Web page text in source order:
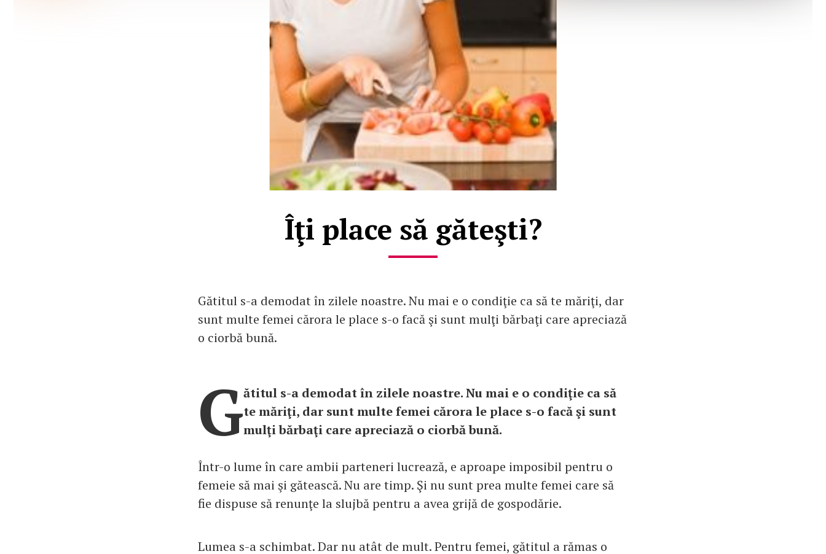
Îţi place să găteşti?
Gătitul s-a demodat în zilele noastre. Nu mai e o condiţie ca să te măriţi, dar
sunt multe femei cărora le place s-o facă şi sunt mulţi bărbaţi care apreciază
o ciorbă bună.
Gătitul s-a demodat în zilele noastre. Nu mai e o condiţie ca să
te măriţi, dar sunt multe femei cărora le place s-o facă şi sunt
mulţi bărbaţi care apreciază o ciorbă bună.
Într-o lume în care ambii parteneri lucrează, e aproape imposibil pentru o
femeie să mai şi gătească. Nu are timp. Şi nu sunt prea multe femei care să
fie dispuse să renunţe la slujbă pentru a avea grijă de gospodărie.
Lumea s-a schimbat. Dar nu atât de mult. Pentru femei, gătitul a rămas o